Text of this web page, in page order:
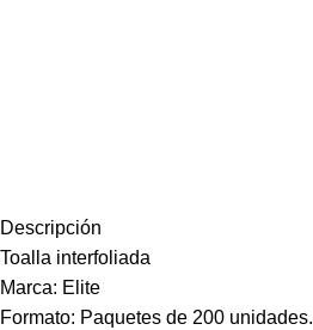
Descripción
Toalla interfoliada
Marca: Elite
Formato: Paquetes de 200 unidades.